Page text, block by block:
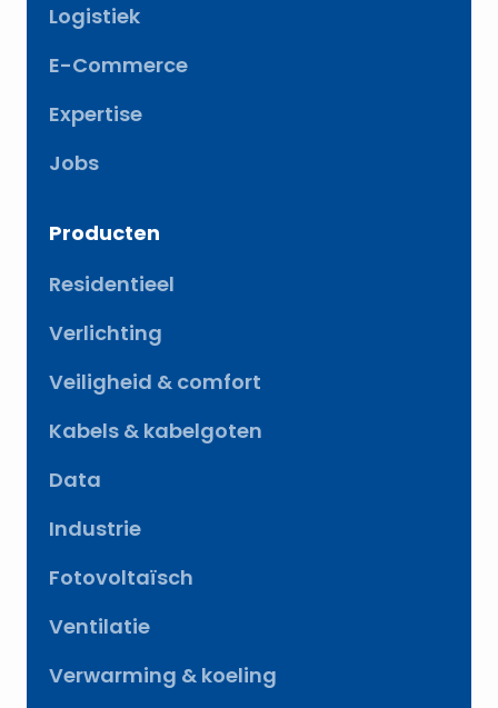
Logistiek
E-Commerce
Expertise
Jobs
Producten
Residentieel
Verlichting
Veiligheid & comfort
Kabels & kabelgoten
Data
Industrie
Fotovoltaïsch
Ventilatie
Verwarming & koeling